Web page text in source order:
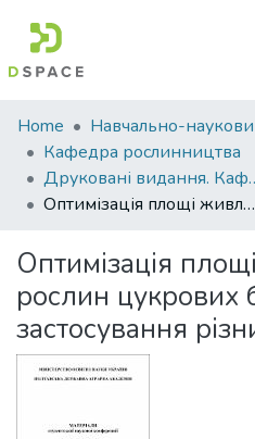
Communities
&
Collections
Statistics
Home
Кафедра рослинництва
Друковані
Оптимізація площі живлення рослин цукрових буряків шляхом застосування різних норм висіву
Оптимізація
рослин цукрових
застосування